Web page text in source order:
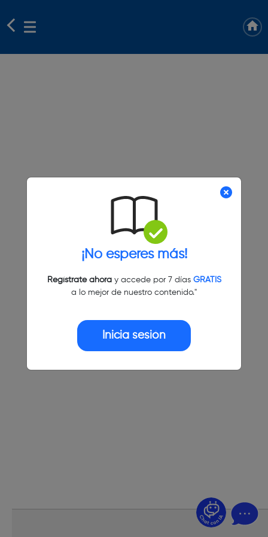
¡No esperes más!
Regístrate ahoray accede por 7 días GRATIS
a lo mejor de nuestro contenido."
Inicia sesión